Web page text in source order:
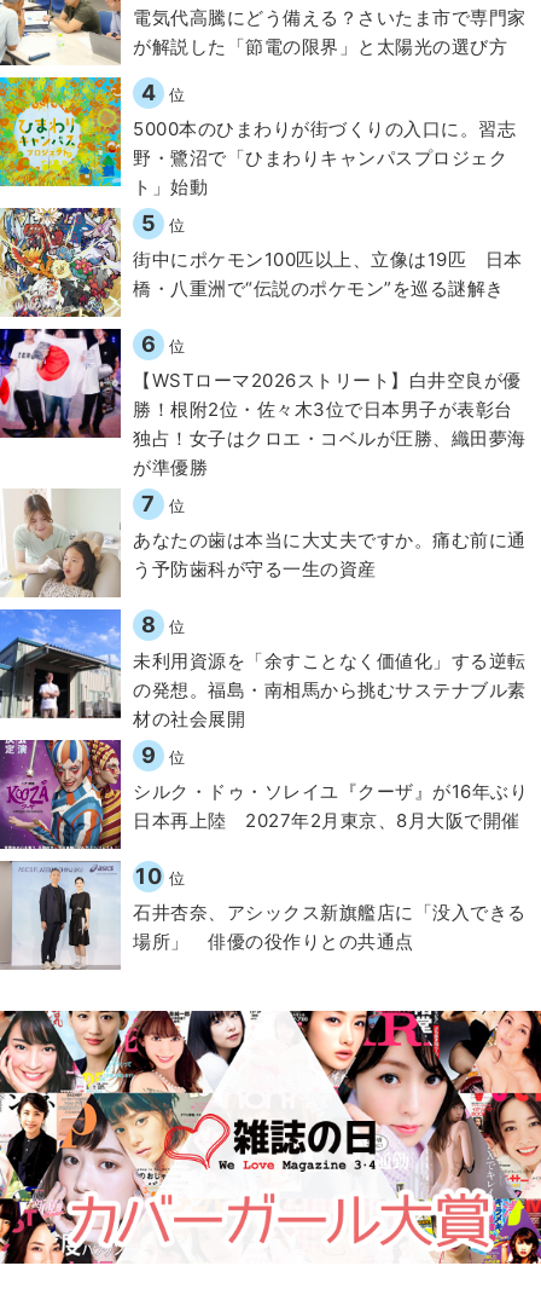
電気代高騰にどう備える？さいたま市で専門家
が解説した「節電の限界」と太陽光の選び方
4 位
5000本のひまわりが街づくりの入口に。習志
野・鷺沼で「ひまわりキャンパスプロジェク
ト」始動
5 位
街中にポケモン100匹以上、立像は19匹 日本
橋・八重洲で“伝説のポケモン”を巡る謎解き
6 位
【WSTローマ2026ストリート】白井空良が優
勝！根附2位・佐々木3位で日本男子が表彰台
独占！女子はクロエ・コベルが圧勝、織田夢海
が準優勝
7 位
​あなたの歯は本当に大丈夫ですか。痛む前に通
う予防歯科が守る一生の資産
8 位
​​未利用資源を「余すことなく価値化」する逆転
の発想。福島・南相馬から挑むサステナブル素
材の社会展開​
9 位
シルク・ドゥ・ソレイユ『クーザ』が16年ぶり
日本再上陸 2027年2月東京、8月大阪で開催
10 位
石井杏奈、アシックス新旗艦店に「没入できる
場所」 俳優の役作りとの共通点